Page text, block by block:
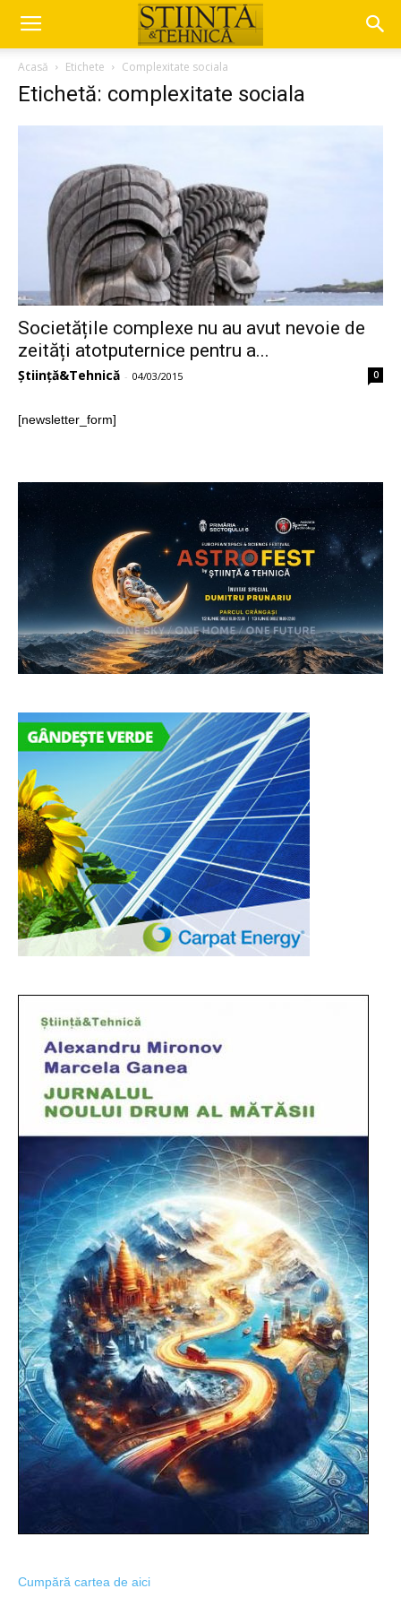
Acasă Etichete Complexitate sociala
Etichetă: complexitate sociala
Societățile complexe nu au avut nevoie de
zeități atotputernice pentru a...
Știință&Tehnică - 04/03/2015 0
[newsletter_form]
Cumpără cartea de aici